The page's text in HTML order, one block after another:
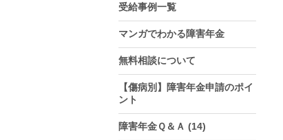
受給事例一覧
マンガでわかる障害年金
無料相談について
【傷病別】障害年金申請のポイ
ント
障害年金Ｑ＆Ａ (14)